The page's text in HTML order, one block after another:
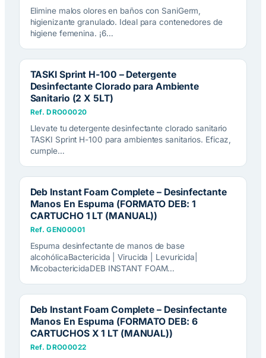
Elimine malos olores en baños con SaniGerm,
higienizante granulado. Ideal para contenedores de
higiene femenina. ¡6…
TASKI Sprint H-100 – Detergente
Desinfectante Clorado para Ambiente
Sanitario (2 X 5LT)
Ref. DRO00020
Llevate tu detergente desinfectante clorado sanitario
TASKI Sprint H-100 para ambientes sanitarios. Eficaz,
cumple…
Deb Instant Foam Complete – Desinfectante
Manos En Espuma (FORMATO DEB: 1
CARTUCHO 1 LT (MANUAL))
Ref. GEN00001
Espuma desinfectante de manos de base
alcohólicaBactericida | Virucida | Levuricida|
MicobactericidaDEB INSTANT FOAM…
Deb Instant Foam Complete – Desinfectante
Manos En Espuma (FORMATO DEB: 6
CARTUCHOS X 1 LT (MANUAL))
Ref. DRO00022